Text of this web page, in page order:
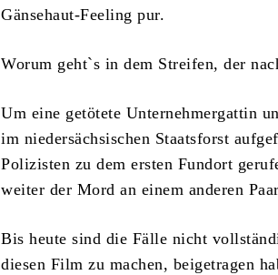
Gänsehaut-Feeling pur.
Worum geht`s in dem Streifen, der
Um eine getötete Unternehmergattin
im niedersächsischen Staatsforst
Polizisten zu dem ersten Fundort
weiter der Mord an einem anderen
Bis heute sind die Fälle nicht
diesen Film zu machen, beigetragen